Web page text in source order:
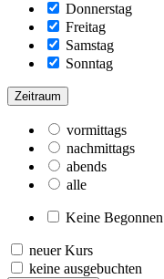
Donnerstag
Freitag
Samstag
Sonntag
Zeitraum
vormittags
nachmittags
abends
alle
Keine Begonnen
neuer Kurs
keine ausgebuchten